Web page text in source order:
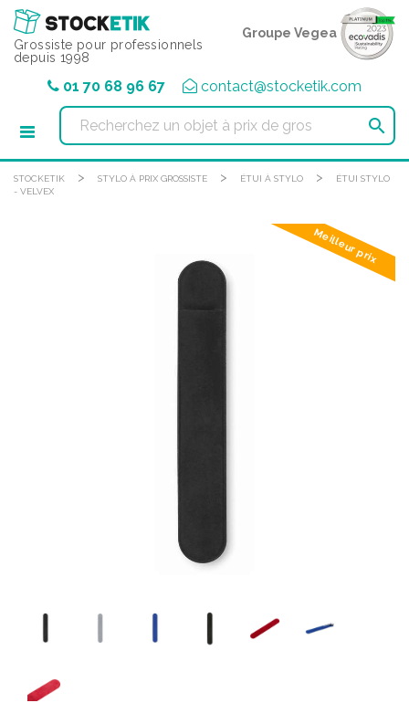
Grossiste pour professionnels
depuis 1998
Groupe Vegea
01 70 68 96 67 contact@stocketik.com

STOCKETIK > STYLO À PRIX GROSSISTE > ÉTUI À STYLO >
ÉTUI STYLO
- VELVEX
Meilleur prix
Panneau de gestion des cookies